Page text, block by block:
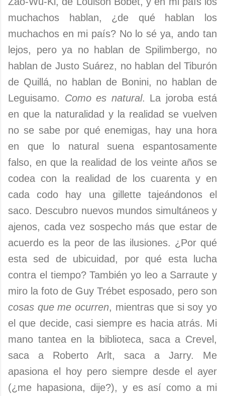
muchachos hablan, ¿de qué hablan los
muchachos en mi país? No lo sé ya, ando tan
lejos, pero ya no hablan de Spilimbergo, no
hablan de Justo Suárez, no hablan del Tiburón
de Quillá, no hablan de Bonini, no hablan de
Leguisamo. Como es natural. La joroba está
en que la naturalidad y la realidad se vuelven
no se sabe por qué enemigas, hay una hora
en que lo natural suena espantosamente
falso, en que la realidad de los veinte años se
codea con la realidad de los cuarenta y en
cada codo hay una gillette tajeándonos el
saco. Descubro nuevos mundos simultáneos y
ajenos, cada vez sospecho más que estar de
acuerdo es la peor de las ilusiones. ¿Por qué
esta sed de ubicuidad, por qué esta lucha
contra el tiempo? También yo leo a Sarraute y
miro la foto de Guy Trébet esposado, pero son
cosas que me ocurren, mientras que si soy yo
el que decide, casi siempre es hacia atrás. Mi
mano tantea en la biblioteca, saca a Crevel,
saca a Roberto Arlt, saca a Jarry. Me
apasiona el hoy pero siempre desde el ayer
(¿me hapasiona, dije?), y es así como a mi